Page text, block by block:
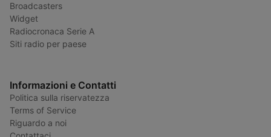
Broadcasters
Widget
Radiocronaca Serie A
Siti radio per paese
Informazioni e Contatti
Politica sulla riservatezza
Terms of Service
Riguardo a noi